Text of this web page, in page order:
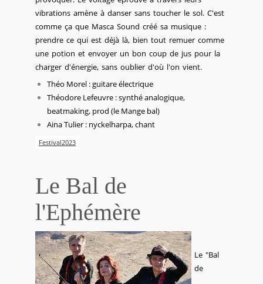
vibrations amène à danser sans toucher le sol. C'est
comme ça que Masca Sound créé sa musique :
prendre ce qui est déjà là, bien tout remuer comme
une potion et envoyer un bon coup de jus pour la
charger d'énergie, sans oublier d'où l'on vient.
Théo Morel : guitare électrique
Théodore Lefeuvre : synthé analogique,
beatmaking, prod (le Mange bal)
Aina Tulier : nyckelharpa, chant
Festival2023
Le Bal de
l'Ephémère
Le "Bal
de